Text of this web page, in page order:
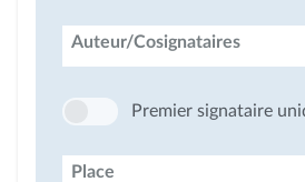
Auteur/Cosignataires
Premier signataire
Place